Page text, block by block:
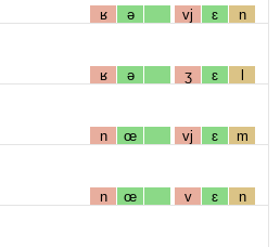
ʁ ə vj ɛ n
ʁ ə ʒ ɛ l
n œ vj ɛ m
n œ v ɛ n